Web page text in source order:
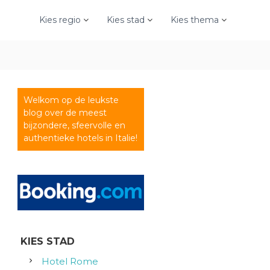
Kies regio Kies stad Kies thema
Welkom op de leukste
blog over de meest
bijzondere, sfeervolle en
authentieke hotels in Italie!
KIES STAD
Hotel Rome